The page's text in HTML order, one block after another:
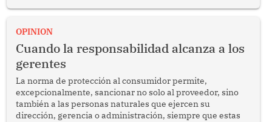
enfrenta desafíos en materia de desarrollo, cohesión
OPINION
Cuando la responsabilidad alcanza a los
gerentes
La norma de protección al consumidor permite,
excepcionalmente, sancionar no solo al proveedor, sino
también a las personas naturales que ejercen su
dirección, gerencia o administración, siempre que estas